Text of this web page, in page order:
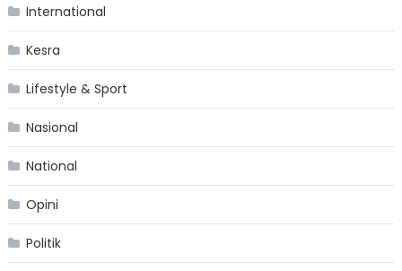
International
Kesra
Lifestyle & Sport
Nasional
National
Opini
Politik